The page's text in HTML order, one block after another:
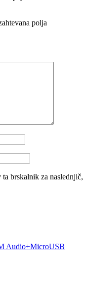
polja
brskalnik za naslednjič,